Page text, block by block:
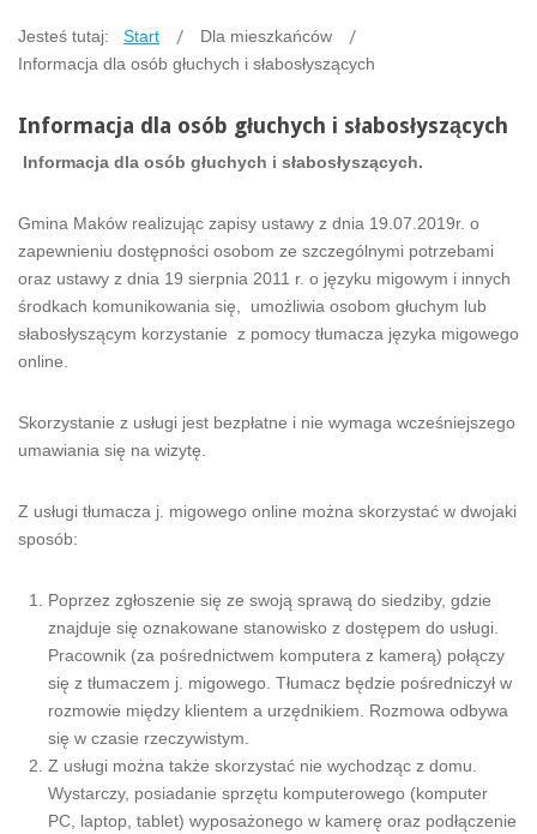
Jesteś tutaj: Start
Dla mieszkańców
Informacja dla osób głuchych i słabosłyszących
Informacja dla osób głuchych i słabosłyszących
Informacja dla osób głuchych i słabosłyszących.
Gmina Maków realizując zapisy ustawy z dnia 19.07.2019r. o
zapewnieniu dostępności osobom ze szczególnymi potrzebami
oraz ustawy z dnia 19 sierpnia 2011 r. o języku migowym i innych
środkach komunikowania się, umożliwia osobom głuchym lub
słabosłyszącym korzystanie z pomocy tłumacza języka migowego
online.
Skorzystanie z usługi jest bezpłatne i nie wymaga wcześniejszego
umawiania się na wizytę.
Z usługi tłumacza j. migowego online można skorzystać w dwojaki
sposób:
Poprzez zgłoszenie się ze swoją sprawą do siedziby, gdzie
znajduje się oznakowane stanowisko z dostępem do usługi.
Pracownik (za pośrednictwem komputera z kamerą) połączy
się z tłumaczem j. migowego. Tłumacz będzie pośredniczył w
rozmowie między klientem a urzędnikiem. Rozmowa odbywa
się w czasie rzeczywistym.
Z usługi można także skorzystać nie wychodząc z domu.
Wystarczy, posiadanie sprzętu komputerowego (komputer
PC, laptop, tablet) wyposażonego w kamerę oraz podłączenie